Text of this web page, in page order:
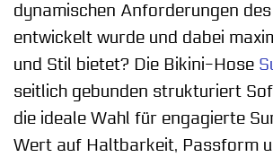
dynamischen Anforderungen
entwickelt wurde und dabei
und Stil bietet? Die Bikini-Hose
seitlich gebunden strukturiert
die ideale Wahl für engagierte
Wert auf Haltbarkeit, Passform